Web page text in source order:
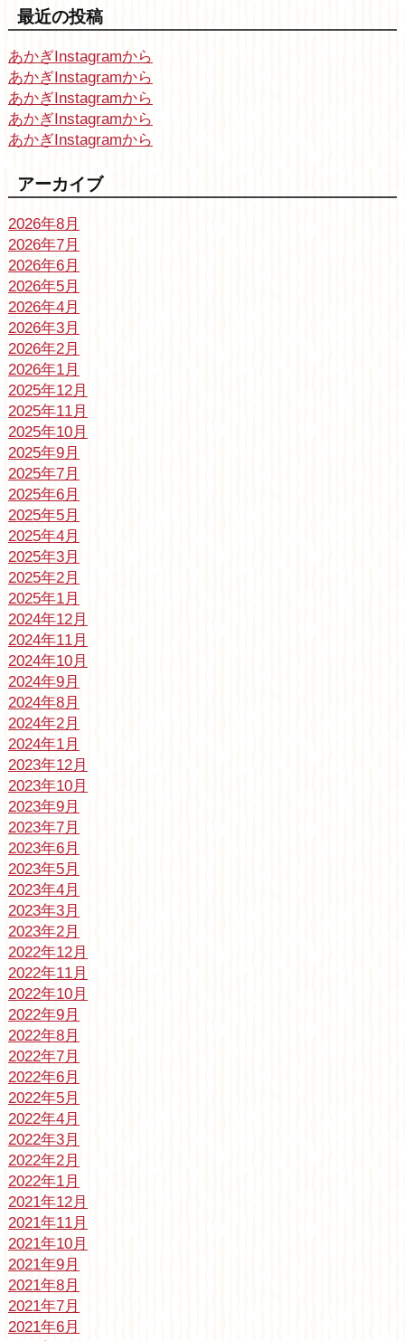
最近の投稿
あかぎInstagramから
あかぎInstagramから
あかぎInstagramから
あかぎInstagramから
あかぎInstagramから
アーカイブ
2026年8月
2026年7月
2026年6月
2026年5月
2026年4月
2026年3月
2026年2月
2026年1月
2025年12月
2025年11月
2025年10月
2025年9月
2025年7月
2025年6月
2025年5月
2025年4月
2025年3月
2025年2月
2025年1月
2024年12月
2024年11月
2024年10月
2024年9月
2024年8月
2024年2月
2024年1月
2023年12月
2023年10月
2023年9月
2023年7月
2023年6月
2023年5月
2023年4月
2023年3月
2023年2月
2022年12月
2022年11月
2022年10月
2022年9月
2022年8月
2022年7月
2022年6月
2022年5月
2022年4月
2022年3月
2022年2月
2022年1月
2021年12月
2021年11月
2021年10月
2021年9月
2021年8月
2021年7月
2021年6月